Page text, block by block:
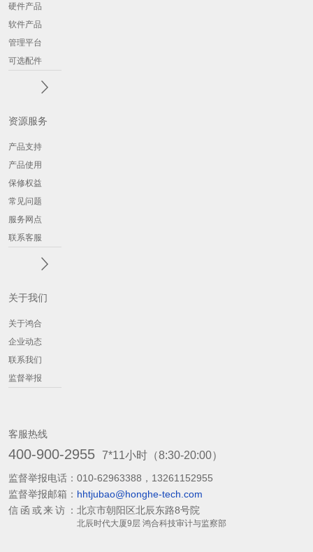
硬件产品
软件产品
管理平台
可选配件
资源服务
产品支持
产品使用
保修权益
常见问题
服务网点
联系客服
关于我们
关于鸿合
企业动态
联系我们
监督举报
客服热线
400-900-2955 7*11小时（8:30-20:00）
监督举报电话： 010-62963388，13261152955
监督举报邮箱： hhtjubao@honghe-tech.com
信函或来访： 北京市朝阳区北辰东路8号院
北辰时代大厦9层 鸿合科技审计与监察部